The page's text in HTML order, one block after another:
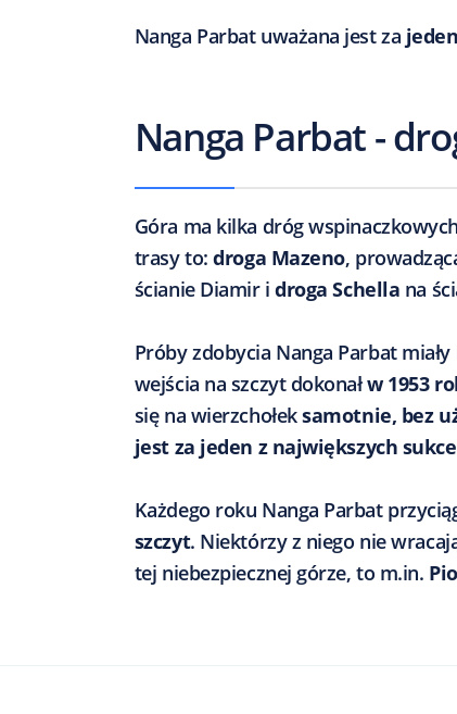
Nanga Parbat uważana jest za
Nanga Parbat -
Góra ma kilka dróg
trasy to:droga Mazeno,
ścianie Diamir idroga Schella na
Próby zdobycia Nanga Parbat
wejścia na szczyt dokonałw 1953
się na wierzchołeksamotnie, bez
jest za jeden z największych
Każdego roku Nanga Parbat
szczyt. Niektórzy z niego nie
tej niebezpiecznej górze, to m.in.